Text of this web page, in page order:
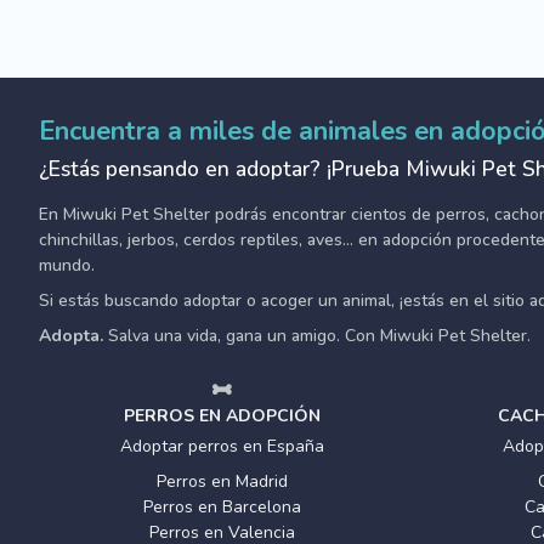
Encuentra a miles de animales en
¿Estás pensando en adoptar? ¡Prueba Miwuki Pet
En Miwuki Pet Shelter podrás encontrar cientos de perros,
chinchillas, jerbos, cerdos reptiles, aves... en adopción
mundo.
Si estás buscando adoptar o acoger un animal, ¡estás en el sitio
Adopta. Salva una vida, gana un amigo. Con Miwuki Pet Shelter.
PERROS EN ADOPCIÓN
Adoptar perros en España
Perros en Madrid
Perros en Barcelona
Perros en Valencia